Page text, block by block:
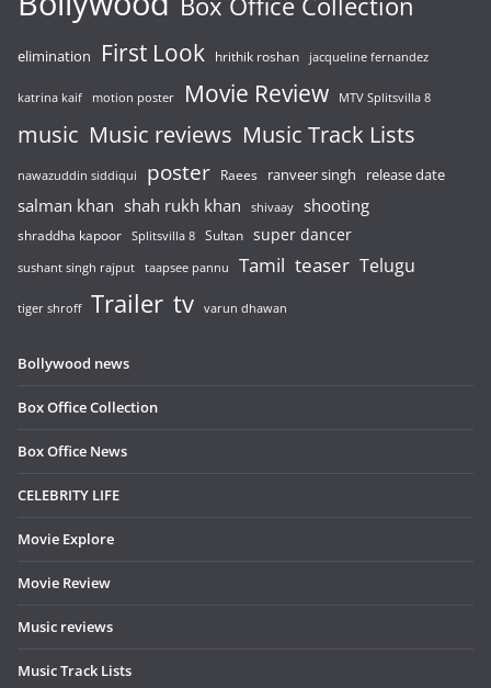
elimination First Look hrithik roshan jacqueline fernandez
katrina kaif motion poster Movie Review MTV Splitsvilla 8
music Music reviews Music Track Lists
nawazuddin siddiqui poster Raees ranveer singh release date
salman khan shah rukh khan shivaay shooting
shraddha kapoor Splitsvilla 8 Sultan super dancer
sushant singh rajput taapsee pannu Tamil teaser Telugu
tiger shroff Trailer tv varun dhawan
Bollywood news
Box Office Collection
Box Office News
CELEBRITY LIFE
Movie Explore
Movie Review
Music reviews
Music Track Lists